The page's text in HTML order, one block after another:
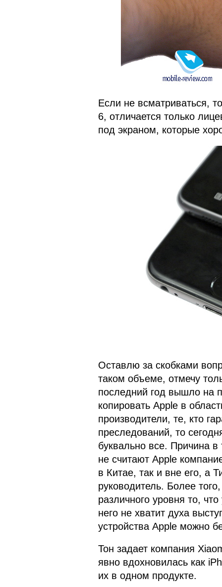
Если не всматриваться,
6, отличается только
под экраном, которые
Оставлю за скобками
таком объеме, отмечу
последний год вышло на
копировать Apple в
производители, те, кто
преследований, то
буквально все. Причина
не считают Apple
в Китае, так и вне его, а
руководитель. Более
различного уровня то,
него не хватит духа
устройства Apple можно
Тон задает компания
явно вдохновилась как
их в одном продукте.